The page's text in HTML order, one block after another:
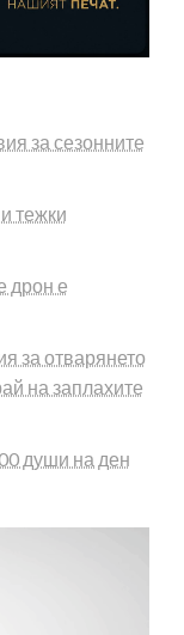
за сезонните
тежки
дрон е
за отварянето
на заплахите
души на ден